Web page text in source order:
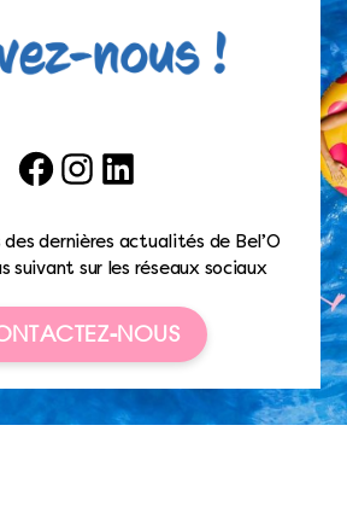
FacebookInstagramLinkedIn
dernières actualités de Bel’O
suivant sur les réseaux sociaux
NOUS